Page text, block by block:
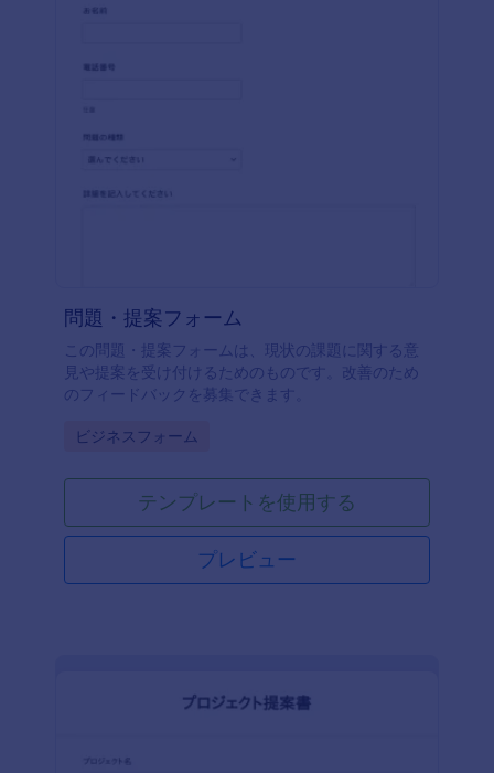
問題・提案フォーム
この問題・提案フォームは、現状の課題に関する意
見や提案を受け付けるためのものです。改善のため
のフィードバックを募集できます。
Go to Category:
ビジネスフォーム
テンプレートを使用する
プレビュー